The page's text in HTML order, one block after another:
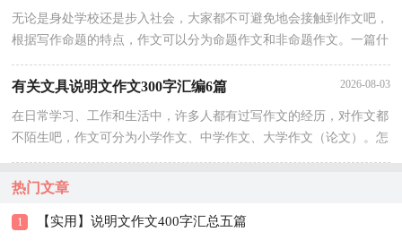
无论是身处学校还是步入社会，大家都不可避免地会接触到作文吧，
根据写作命题的特点，作文可以分为命题作文和非命题作文。一篇什
么样的作文才能称之为优秀作文呢？下面是小编为大家整理的说明文
有关文具说明文作文300字汇编6篇 2026-08-03
在日常学习、工作和生活中，许多人都有过写作文的经历，对作文都
不陌生吧，作文可分为小学作文、中学作文、大学作文（论文）。怎
热门文章
1 【实用】说明文作文400字汇总五篇